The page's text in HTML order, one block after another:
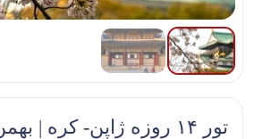
تور ۱۴ روزه ژاپن- کره | بهمن ۱۴۰۴